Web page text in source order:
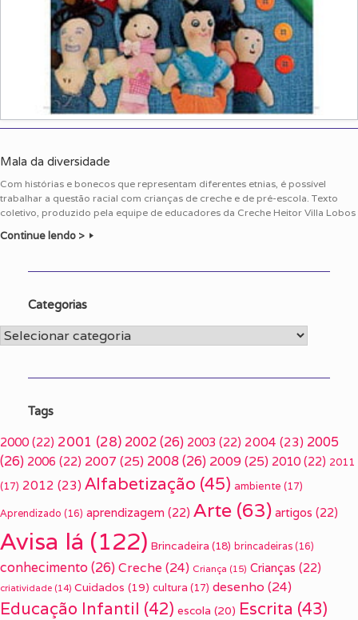
Mala da diversidade
Com histórias e bonecos que representam diferentes etnias, é possível
trabalhar a questão racial com crianças de creche e de pré-escola. Texto
coletivo, produzido pela equipe de educadores da Creche Heitor Villa Lobos
Continue lendo >
Categorias
Categorias
Tags
2000 (22) 2001 (28) 2002(26) 2003 (22) 2004 (23) 2005
(26) 2006 (22) 2007 (25) 2008(26) 2009(25) 2010 (22) 2011
(17) 2012 (23) Alfabetização (45) ambiente (17)
Aprendizado (16) aprendizagem (22) Arte (63) artigos (22)
Avisa lá (122) Brincadeira (18) brincadeiras (16)
conhecimento(26) Creche (24) Criança (15) Crianças (22)
criatividade (14) Cuidados (19) cultura (17) desenho (24)
Educação Infantil (42) escola (20) Escrita (43)